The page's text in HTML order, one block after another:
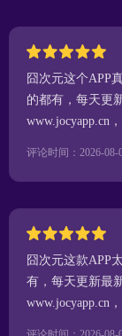
囧次元这个APP
的都有，每天更
www.jocyapp.cn
评论时间：2026-08-
囧次元这款APP
有，每天更新最
www.jocyapp.cn